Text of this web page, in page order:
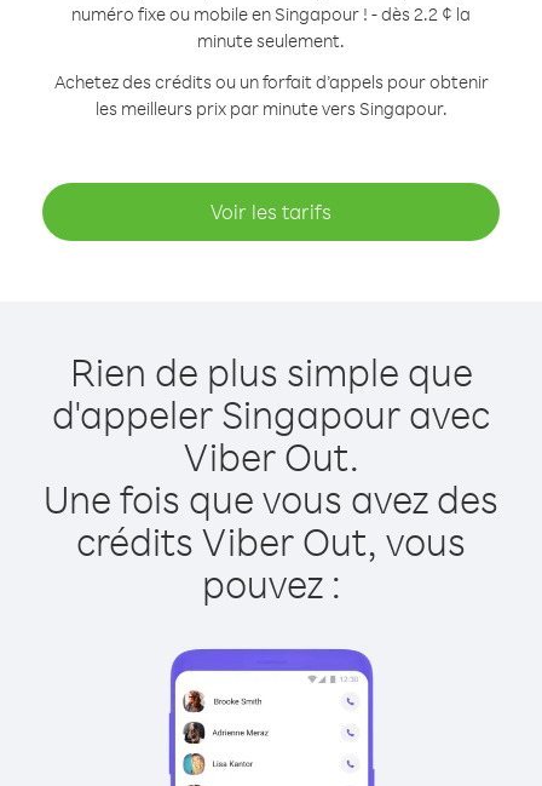
numéro fixe ou mobile en Singapour ! - dès 2.2 ¢ la
minute seulement.
Achetez des crédits ou un forfait d’appels pour obtenir
les meilleurs prix par minute vers Singapour.
Voir les tarifs
Rien de plus simple que
d'appeler Singapour avec
Viber Out.
Une fois que vous avez des
crédits Viber Out, vous
pouvez :